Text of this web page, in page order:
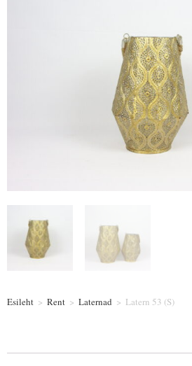
Esileht > Rent > Laternad > Latern 53 (S)